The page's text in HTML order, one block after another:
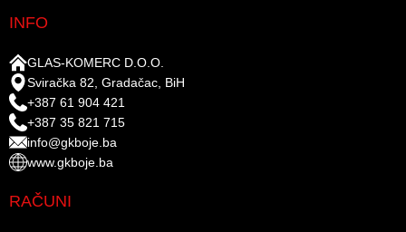
INFO
GLAS-KOMERC D.O.O.
Sviračka 82, Gradačac, BiH
+387 61 904 421
+387 35 821 715
info@gkboje.ba
www.gkboje.ba
RAČUNI